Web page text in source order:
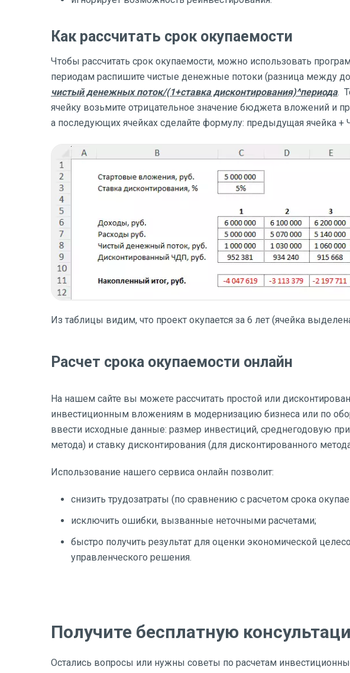
Как рассчитать срок окупаемости
Чтобы рассчитать срок окупаемости, можно использовать
периодам распишите чистые денежные потоки (разница между
чистый денежных поток/(1+ставка дисконтирования)^периода.
ячейку возьмите отрицательное значение бюджета вложений
а последующих ячейках сделайте формулу: предыдущая ячейка +
Из таблицы видим, что проект окупается за 6 лет (ячейка
Расчет срока окупаемости онлайн
На нашем сайте вы можете рассчитать простой или
инвестиционным вложениям в модернизацию бизнеса или по
ввести исходные данные: размер инвестиций, среднегодовую
метода) и ставку дисконтирования (для дисконтированного
Использование нашего сервиса онлайн позволит:
снизить трудозатраты (по сравнению с расчетом срока
исключить ошибки, вызванные неточными расчетами;
быстро получить результат для оценки экономической
управленческого решения.
Получите бесплатную
Остались вопросы или нужны советы по расчетам